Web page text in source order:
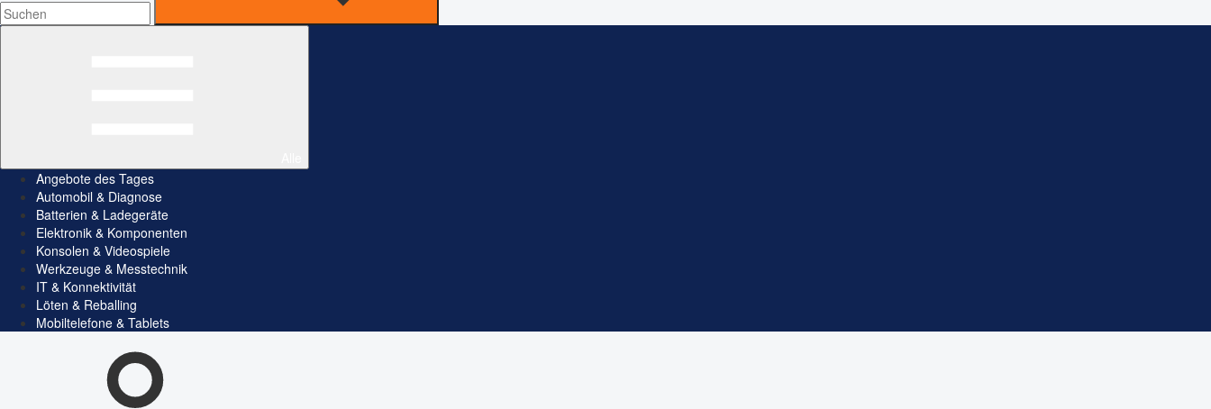
Angebote des Tages
Automobil & Diagnose
Batterien & Ladegeräte
Elektronik & Komponenten
Konsolen & Videospiele
Werkzeuge & Messtechnik
IT & Konnektivität
Löten & Reballing
Mobiltelefone & Tablets